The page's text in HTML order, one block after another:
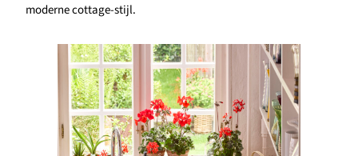
moderne cottage-stijl.